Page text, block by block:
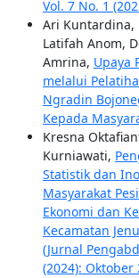
Vol. 7 No. 1
Ari Kuntardina,
Latifah Anom,
Amrina, Upaya
melalui
Ngradin
Kepada
Kresna
Kurniawati,
Statistik dan
Masyarakat
Ekonomi dan
Kecamatan
(Jurnal
(2024): Oktober